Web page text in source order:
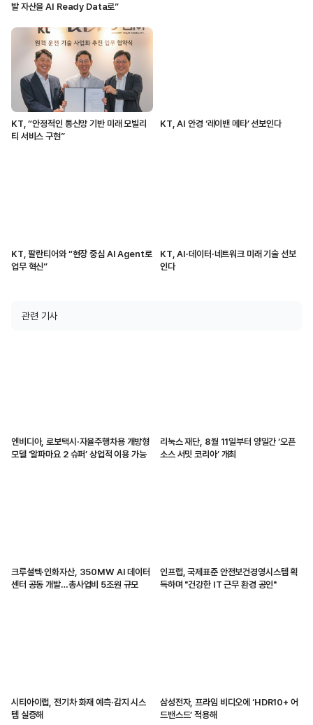
발 자산을 AI Ready Data로”
KT, “안정적인 통신망 기반 미래 모빌리
티 서비스 구현”
KT, AI 안경 ‘레이밴 메타’ 선보인다
KT, 팔란티어와 “현장 중심 AI Agent로
업무 혁신”
KT, AI·데이터·네트워크 미래 기술 선보
인다
관련 기사
엔비디아, 로보택시·자율주행차용 개방형
모델 ‘알파마요 2 슈퍼’ 상업적 이용 가능
리눅스 재단, 8월 11일부터 양일간 ‘오픈
소스 서밋 코리아’ 개최
크루셜텍·인화자산, 350MW AI 데이터
센터 공동 개발…총사업비 5조원 규모
인프랩, 국제표준 안전보건경영시스템 획
득하며 "건강한 IT 근무 환경 공인"
시티아이랩, 전기차 화재 예측·감지 시스
템 실증해
삼성전자, 프라임 비디오에 ‘HDR10+ 어
드밴스드’ 적용해